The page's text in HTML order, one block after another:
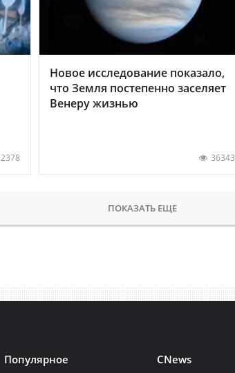
2378
Новое исследование показало,
что Земля постепенно заселяет
Венеру жизнью
36343
ПОКАЗАТЬ ЕЩЕ
Популярное CNews